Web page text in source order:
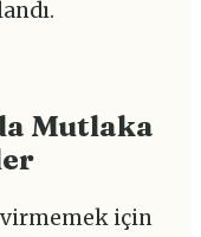
Mutlaka
için